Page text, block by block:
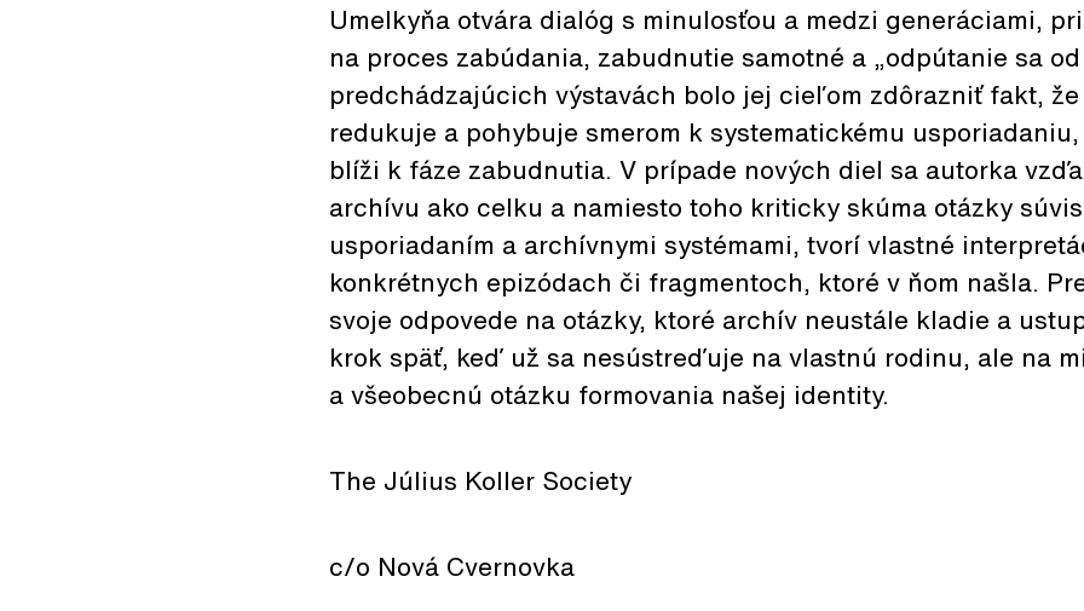
Umelkyňa otvára dialóg s minulosťou a medzi generáciami,
na proces zabúdania, zabudnutie samotné a „odpútanie sa od
predchádzajúcich výstavách bolo jej cieľom zdôrazniť fakt,
redukuje a pohybuje smerom k systematickému
blíži k fáze zabudnutia. V prípade nových diel sa autorka
archívu ako celku a namiesto toho kriticky skúma otázky
usporiadaním a archívnymi systémami, tvorí vlastné
konkrétnych epizódach či fragmentoch, ktoré v ňom našla.
svoje odpovede na otázky, ktoré archív neustále kladie a
krok späť, keď už sa nesústreďuje na vlastnú rodinu, ale na
a všeobecnú otázku formovania našej identity.
The Július Koller Society
c/o Nová Cvernovka